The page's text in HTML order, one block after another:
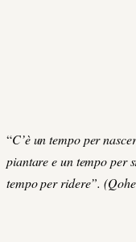
“C’è un tempo per
piantare e un tempo per
tempo per ridere”.